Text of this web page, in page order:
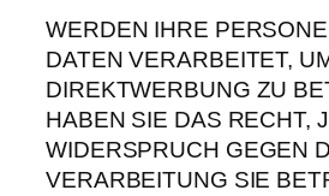
WERDEN IHRE
DATEN VERARBEITET,
DIREKTWERBUNG ZU
HABEN SIE DAS RECHT,
WIDERSPRUCH GEGEN
VERARBEITUNG SIE